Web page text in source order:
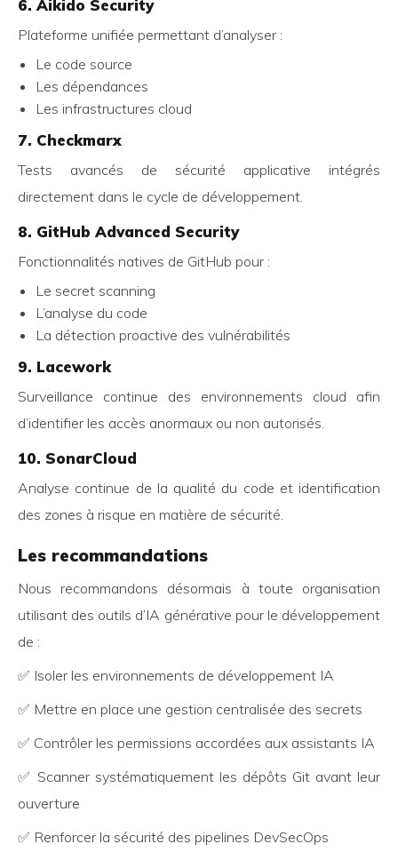
6. Aikido Security
Plateforme unifiée permettant d’analyser :
Le code source
Les dépendances
Les infrastructures cloud
7. Checkmarx
Tests avancés de sécurité applicative intégrés
directement dans le cycle de développement.
8. GitHub Advanced Security
Fonctionnalités natives de GitHub pour :
Le secret scanning
L’analyse du code
La détection proactive des vulnérabilités
9. Lacework
Surveillance continue des environnements cloud afin
d’identifier les accès anormaux ou non autorisés.
10. SonarCloud
Analyse continue de la qualité du code et identification
des zones à risque en matière de sécurité.
Les recommandations
Nous recommandons désormais à toute organisation
utilisant des outils d’IA générative pour le développement
de :
✅ Isoler les environnements de développement IA
✅ Mettre en place une gestion centralisée des secrets
✅ Contrôler les permissions accordées aux assistants IA
✅ Scanner systématiquement les dépôts Git avant leur
ouverture
✅ Renforcer la sécurité des pipelines DevSecOps